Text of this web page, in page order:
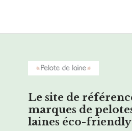
Le site de
marques de
laines éco-friendly